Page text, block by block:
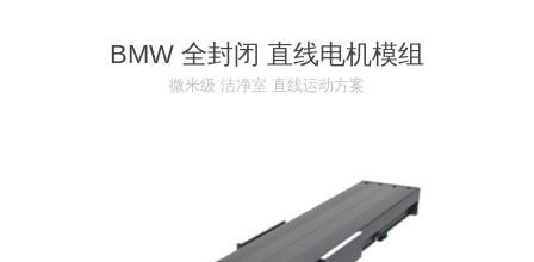
BMW 全封闭 直线电机模组
微米级 洁净室 直线运动方案